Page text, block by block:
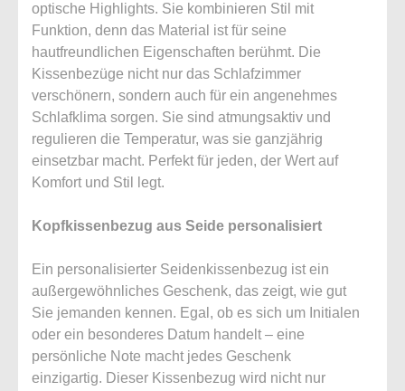
optische Highlights. Sie kombinieren Stil mit
Funktion, denn das Material ist für seine
hautfreundlichen Eigenschaften berühmt. Die
Kissenbezüge nicht nur das Schlafzimmer
verschönern, sondern auch für ein angenehmes
Schlafklima sorgen. Sie sind atmungsaktiv und
regulieren die Temperatur, was sie ganzjährig
einsetzbar macht. Perfekt für jeden, der Wert auf
Komfort und Stil legt.
Kopfkissenbezug aus Seide personalisiert
Ein personalisierter Seidenkissenbezug ist ein
außergewöhnliches Geschenk, das zeigt, wie gut
Sie jemanden kennen. Egal, ob es sich um Initialen
oder ein besonderes Datum handelt – eine
persönliche Note macht jedes Geschenk
einzigartig. Dieser Kissenbezug wird nicht nur